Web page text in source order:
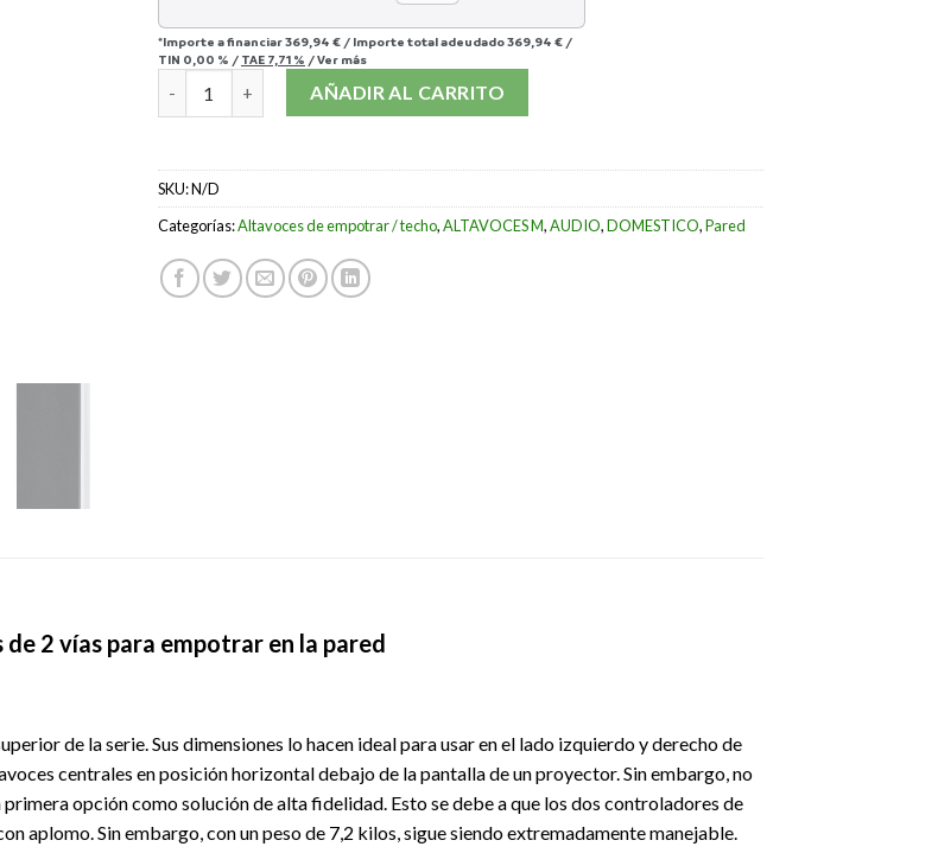
*Importe a financiar369,94 € / Importe total adeudado369,94 € /
TIN 0,00 % / TAE 7,71 % /Ver más
ALTAVOZ HECO AMBIENT 44F cantidad
AÑADIR AL CARRITO
SKU:N/D
Categorías:Altavoces de empotrar / techo,ALTAVOCES M,AUDIO,DOMESTICO,Pared
2 vías para empotrar en la pared
de la serie. Sus dimensiones lo hacen ideal para usar en el lado izquierdo y derecho de
centrales en posición horizontal debajo de la pantalla de un proyector. Sin embargo, no
primera opción como solución de alta fidelidad. Esto se debe a que los dos controladores de
aplomo. Sin embargo, con un peso de 7,2 kilos, sigue siendo extremadamente manejable.